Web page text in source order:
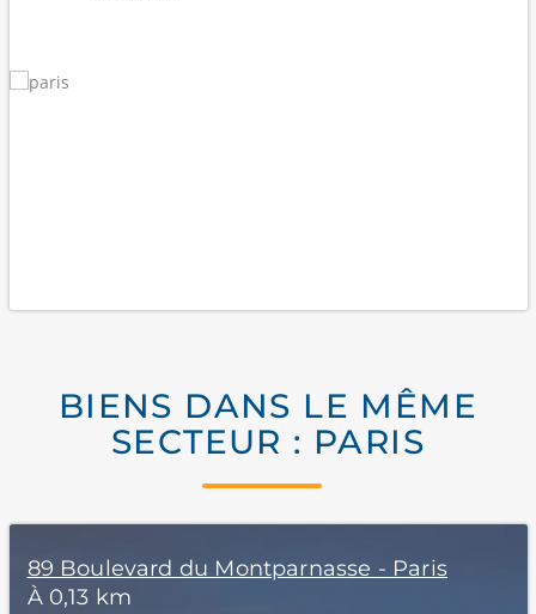
BIENS DANS LE MÊME
SECTEUR : PARIS
89 Boulevard du Montparnasse - Paris
À 0,13 km